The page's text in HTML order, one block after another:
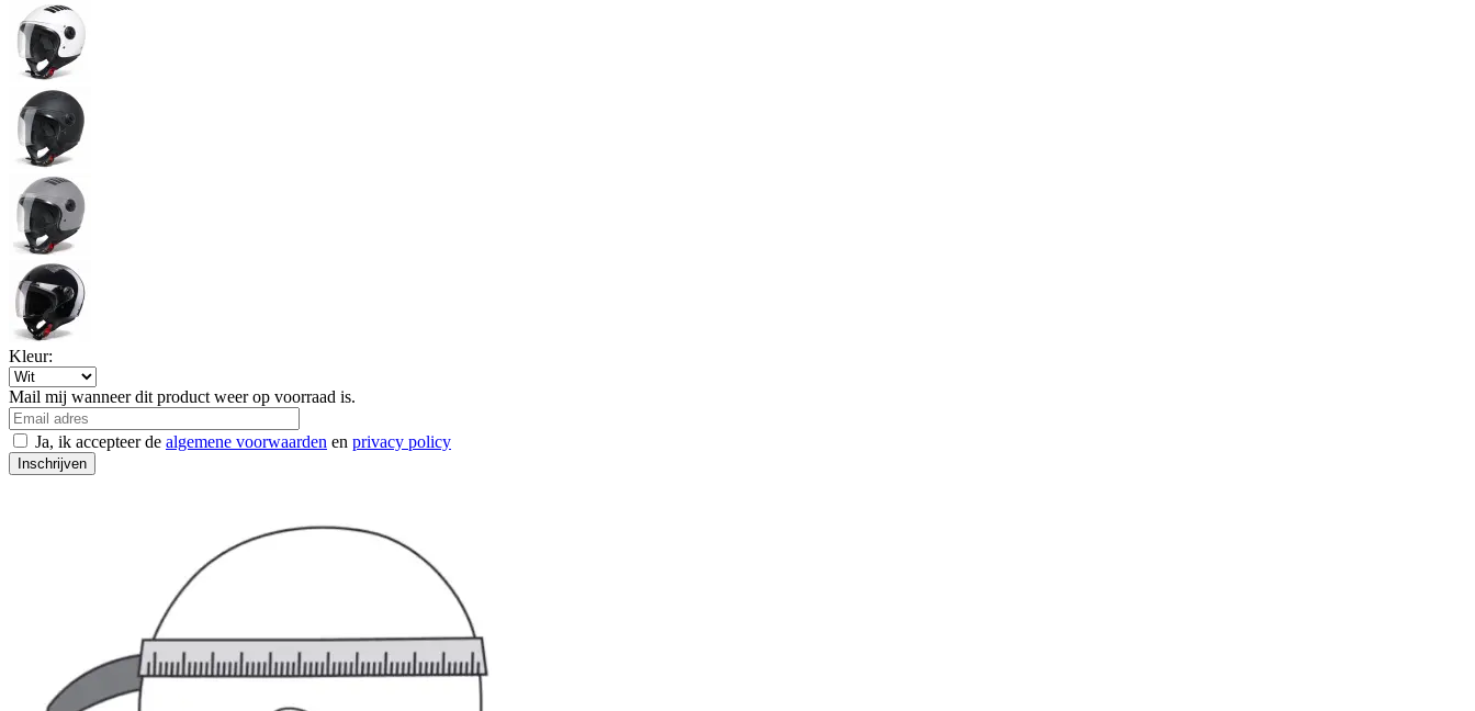
Kleur:
Mail mij wanneer dit product weer op voorraad is.
Ja, ik accepteer de algemene voorwaarden en privacy policy
Inschrijven